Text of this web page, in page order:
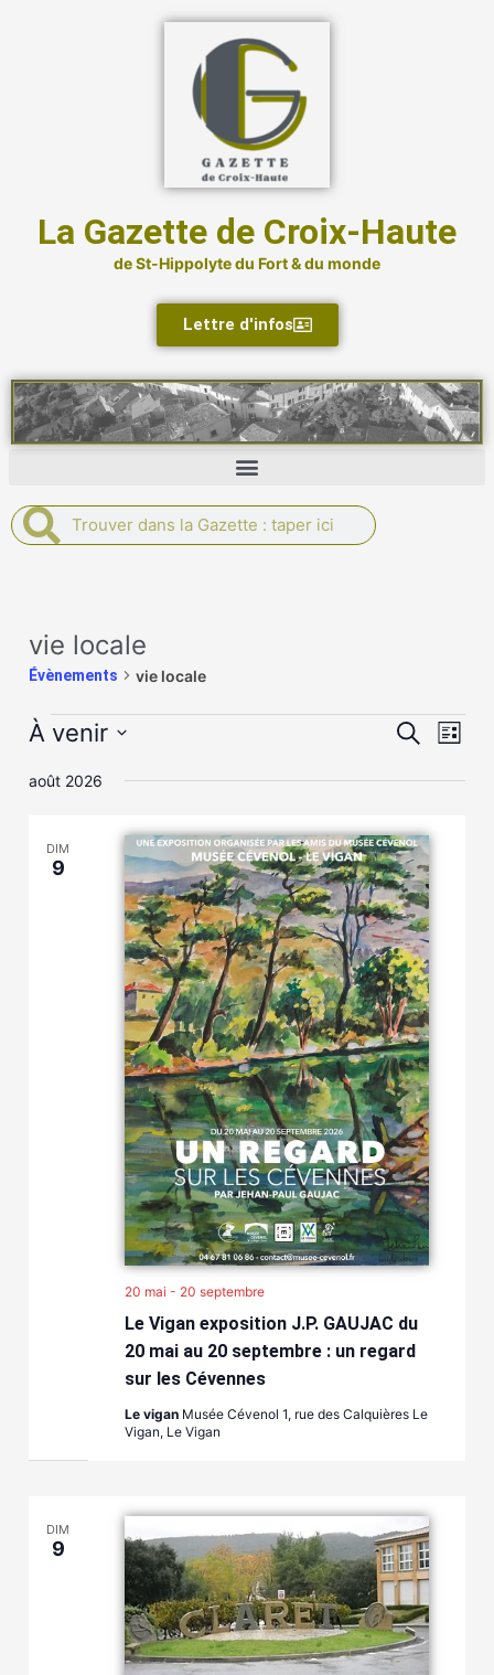
La Gazette de Croix-Haute
de St-Hippolyte du Fort & du monde
Lettre d'infos
RechercherRechercher
vie locale
Évènements vie locale
Évènements
et
de
Recherche
de
Liste
À venir
une
août 2026
DIM
9
Le Vigan exposition J.P. GAUJAC du
20 mai au 20 septembre : un regard
sur les Cévennes
20 mai - 20 septembre
Le vigan Musée Cévenol 1, rue des Calquières Le
Vigan, Le Vigan
DIM
9